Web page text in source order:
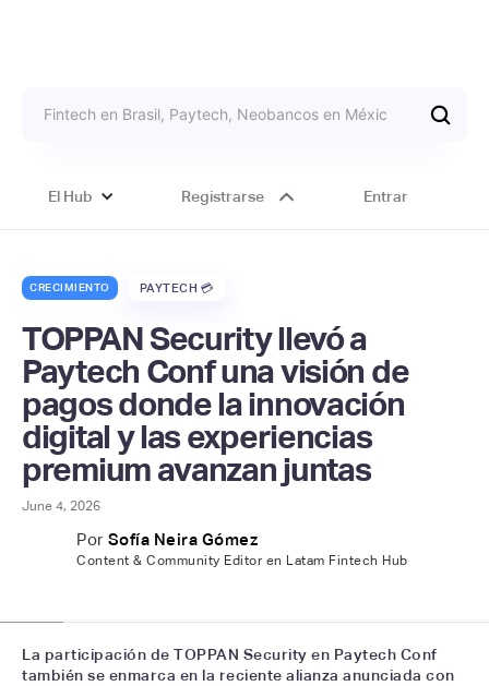
El Hub Registrarse Entrar
CRECIMIENTO PAYTECH 💳
TOPPAN Security llevó a
Paytech Conf una visión de
pagos donde la innovación
digital y las experiencias
premium avanzan juntas
June 4, 2026
Por Sofía Neira Gómez
Content & Community Editor en Latam Fintech Hub
La participación de TOPPAN Security en Paytech Conf
también se enmarca en la reciente alianza anunciada con